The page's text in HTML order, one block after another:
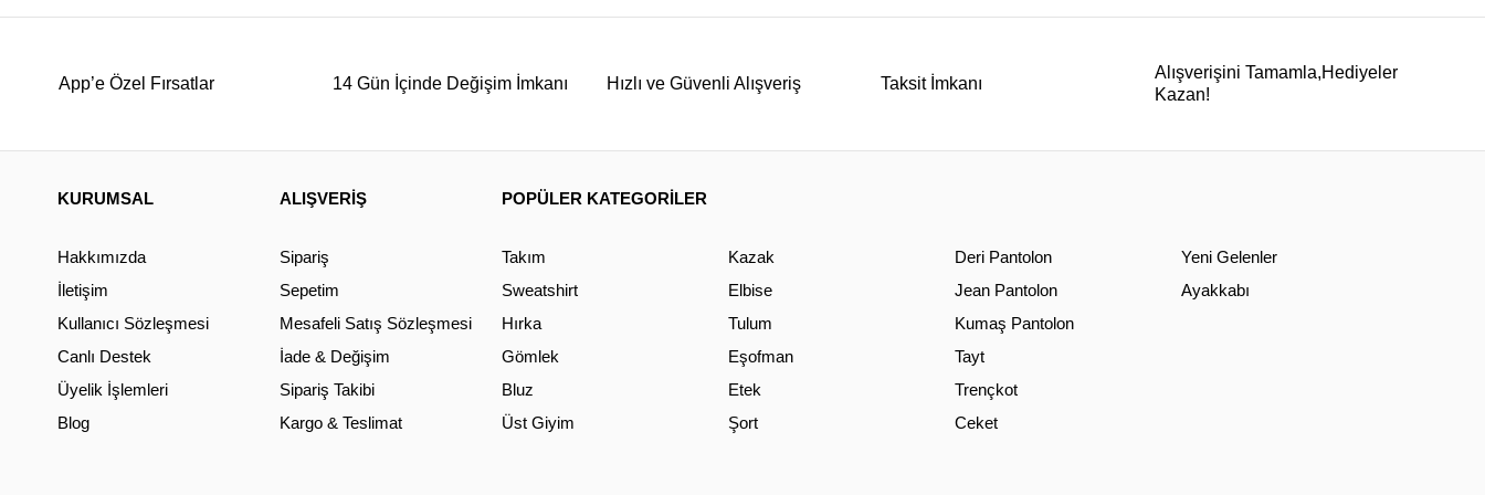
App’e Özel Fırsatlar 14 Gün İçinde Değişim İmkanı Hızlı ve Güvenli Alışveriş Taksit İmkanı
Alışverişini Tamamla,Hediyeler
Kazan!
KURUMSAL
Hakkımızda
İletişim
Kullanıcı Sözleşmesi
Canlı Destek
Üyelik İşlemleri
Blog
ALIŞVERİŞ
Sipariş
Sepetim
Mesafeli Satış Sözleşmesi
İade & Değişim
Sipariş Takibi
Kargo & Teslimat
POPÜLER KATEGORİLER
Takım
Sweatshirt
Hırka
Gömlek
Bluz
Üst Giyim
Kazak
Elbise
Tulum
Eşofman
Etek
Şort
Deri Pantolon
Jean Pantolon
Kumaş Pantolon
Tayt
Trençkot
Ceket
Yeni Gelenler
Ayakkabı